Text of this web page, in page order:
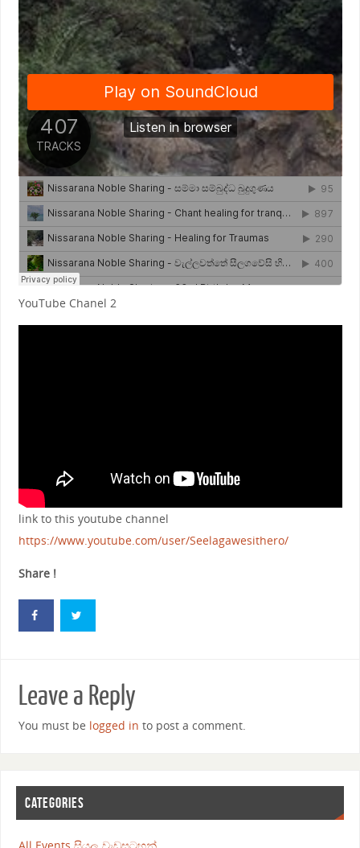
YouTube Chanel 2
link to this youtube channel
https://www.youtube.com/user/Seelagawesithero/
Share !
Leave a Reply
You must be logged in to post a comment.
CATEGORIES
All Events සියලු වැඩසටහන්